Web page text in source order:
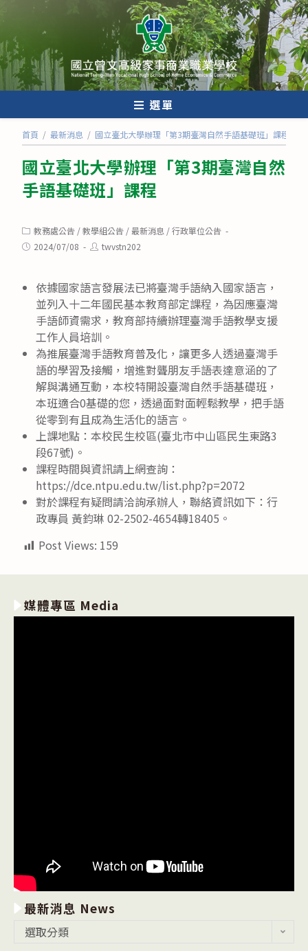
轉
至
主
要
內
選單
首頁 / 最新消息 / 國立臺北大學辦理「第3期臺灣自然手語基礎班」課程
國立臺北大學辦理「第3期臺灣自然
手語基礎班」課程
Post
category:
教務處公告 /教學組公告 /最新消息 /行政單位公告
Post2024/07/08
Posttwvstn202
依據國家語言發展法已將臺灣手語納入國家語言，
並列入十二年國民基本教育部定課程，為因應臺灣
手語師資需求，教育部持續辦理臺灣手語教學支援
工作人員培訓。
為推展臺灣手語教育普及化，讓更多人透過臺灣手
語的學習及接觸，增進對聾朋友手語表達意涵的了
解與溝通互動，本校特開設臺灣自然手語基礎班，
本班適合0基礎的您，透過面對面輕鬆教學，把手語
從零到有且成為生活化的語言。
上課地點：本校民生校區(臺北市中山區民生東路3
段67號)。
課程時間與資訊請上網查詢：
https://dce.ntpu.edu.tw/list.php?p=2072
對於課程有疑問請洽詢承辦人，聯絡資訊如下：行
政專員 黃鈞琳 02-2502-4654轉18405。
Post Views: 159
媒體專區 Media
最新消息 News
選取分類